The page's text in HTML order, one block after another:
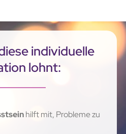
individuelle
lohnt:
hilft mit, Probleme zu